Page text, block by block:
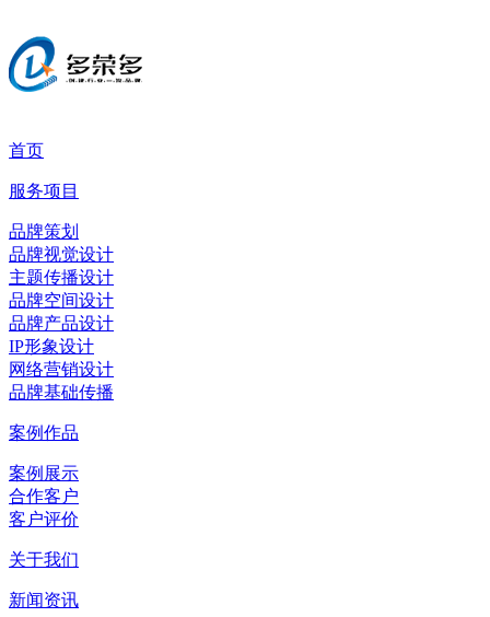
首页
服务项目
品牌策划
品牌视觉设计
主题传播设计
品牌空间设计
品牌产品设计
IP形象设计
网络营销设计
品牌基础传播
案例作品
案例展示
合作客户
客户评价
关于我们
新闻资讯